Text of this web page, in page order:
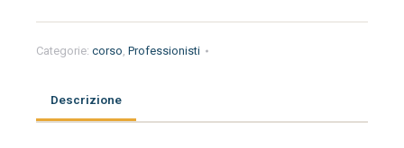
Categorie: corso, Professionisti
Descrizione